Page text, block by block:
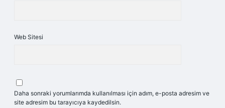
Web Sitesi
Daha sonraki yorumlarımda kullanılması için adım, e-posta adresim ve
site adresim bu tarayıcıya kaydedilsin.